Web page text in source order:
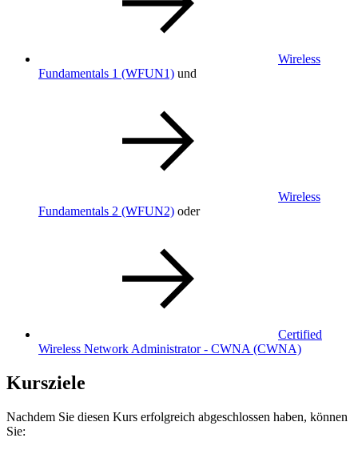
Wireless
Fundamentals 1 (WFUN1) und
Wireless
Fundamentals 2 (WFUN2) oder
Certified
Wireless Network Administrator - CWNA (CWNA)
Kursziele
Nachdem Sie diesen Kurs erfolgreich abgeschlossen haben, können
Sie: